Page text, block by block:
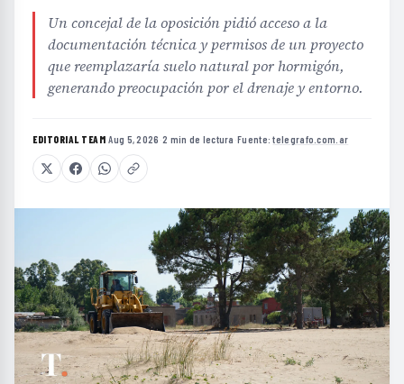
Un concejal de la oposición pidió acceso a la
documentación técnica y permisos de un proyecto
que reemplazaría suelo natural por hormigón,
generando preocupación por el drenaje y entorno.
EDITORIAL TEAM·Aug 5, 2026 ·2 min de lectura ·Fuente:telegrafo.com.ar